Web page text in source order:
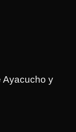
Ayacucho y